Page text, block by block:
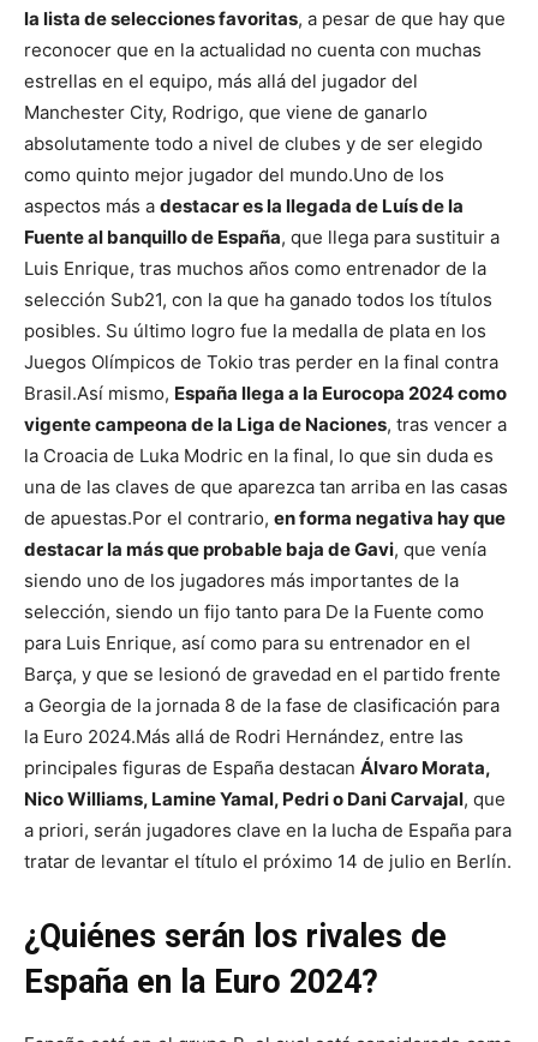
la lista de selecciones favoritas, a pesar de que hay que
reconocer que en la actualidad no cuenta con muchas
estrellas en el equipo, más allá del jugador del
Manchester City, Rodrigo, que viene de ganarlo
absolutamente todo a nivel de clubes y de ser elegido
como quinto mejor jugador del mundo.Uno de los
aspectos más a destacar es la llegada de Luís de la
Fuente al banquillo de España, que llega para sustituir a
Luis Enrique, tras muchos años como entrenador de la
selección Sub21, con la que ha ganado todos los títulos
posibles. Su último logro fue la medalla de plata en los
Juegos Olímpicos de Tokio tras perder en la final contra
Brasil.Así mismo, España llega a la Eurocopa 2024 como
vigente campeona de la Liga de Naciones, tras vencer a
la Croacia de Luka Modric en la final, lo que sin duda es
una de las claves de que aparezca tan arriba en las casas
de apuestas.Por el contrario, en forma negativa hay que
destacar la más que probable baja de Gavi, que venía
siendo uno de los jugadores más importantes de la
selección, siendo un fijo tanto para De la Fuente como
para Luis Enrique, así como para su entrenador en el
Barça, y que se lesionó de gravedad en el partido frente
a Georgia de la jornada 8 de la fase de clasificación para
la Euro 2024.Más allá de Rodri Hernández, entre las
principales figuras de España destacan Álvaro Morata,
Nico Williams, Lamine Yamal, Pedri o Dani Carvajal, que
a priori, serán jugadores clave en la lucha de España para
tratar de levantar el título el próximo 14 de julio en Berlín.
¿Quiénes serán los rivales de
España en la Euro 2024?